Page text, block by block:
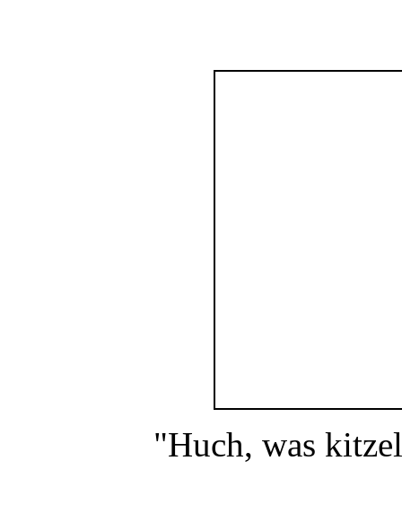
"Huch, was